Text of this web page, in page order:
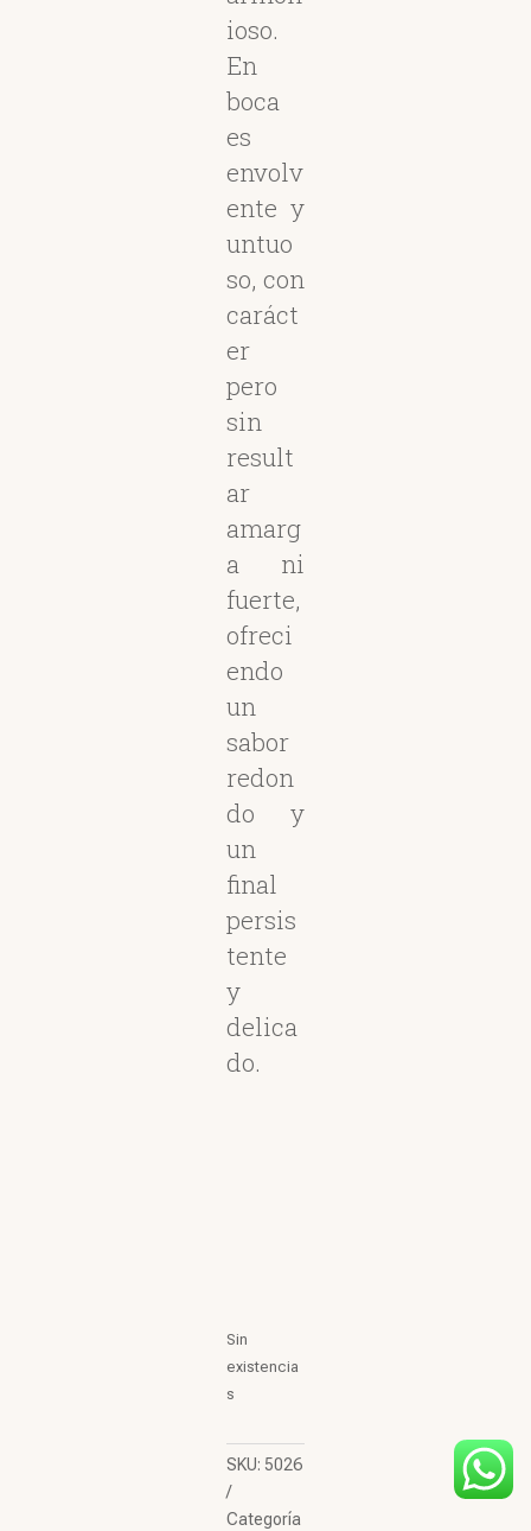
ioso.
En
boca
es
envolv
ente y
untuo
so, con
caráct
er
pero
sin
result
ar
amarg
a ni
fuerte,
ofreci
endo
un
sabor
redon
do y
un
final
persis
tente
y
delica
do.
Sin
existencia
s
SKU: 5026
Categoría